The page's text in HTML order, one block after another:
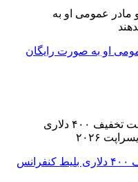
او به صورت رایگان
فرصت استثنایی: دریافت تخفیف ۴۰۰ دلاری بلیط کنفرانس